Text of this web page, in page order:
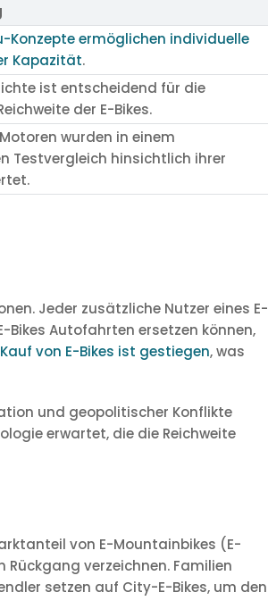
Konzepte ermöglichen individuelle
Kapazität.
ist entscheidend für die
der E-Bikes.
wurden in einem
Testvergleich hinsichtlich ihrer
Jeder zusätzliche Nutzer eines E-
Bikes Autofahrten ersetzen können,
von E-Bikes ist gestiegen, was
und geopolitischer Konflikte
erwartet, die die Reichweite
von E-Mountainbikes (E-
verzeichnen. Familien
setzen auf City-E-Bikes, um den